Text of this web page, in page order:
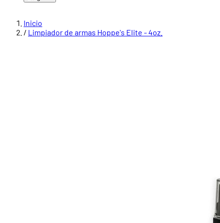
Inicio
/ Limpiador de armas Hoppe's Elite - 4oz.